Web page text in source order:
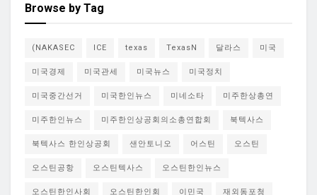
Browse by Tag
(NAKASEC ICE texas TexasN 달라스 미국
미국경제 미국관세 미국뉴스 미국정치
미국중간선거 미국한인뉴스 미네소타 미주한상총연
미주한인뉴스 미주한인상공회의소총연합회 북텍사스
북텍사스 한인상공회 샌안토니오 어스틴 오스틴
오스틴공항 오스틴텍사스 오스틴한인뉴스
오스틴한인사회 오스틴한인회 이민국 재외동포청